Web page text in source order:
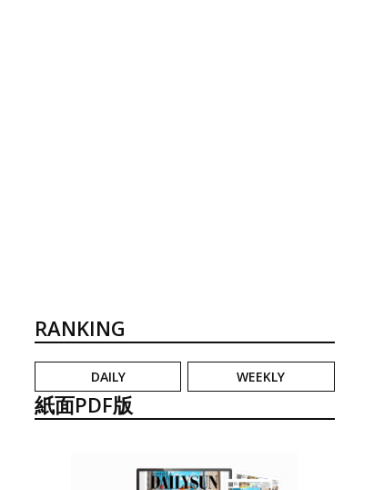
RANKING
DAILY WEEKLY
紙面PDF版